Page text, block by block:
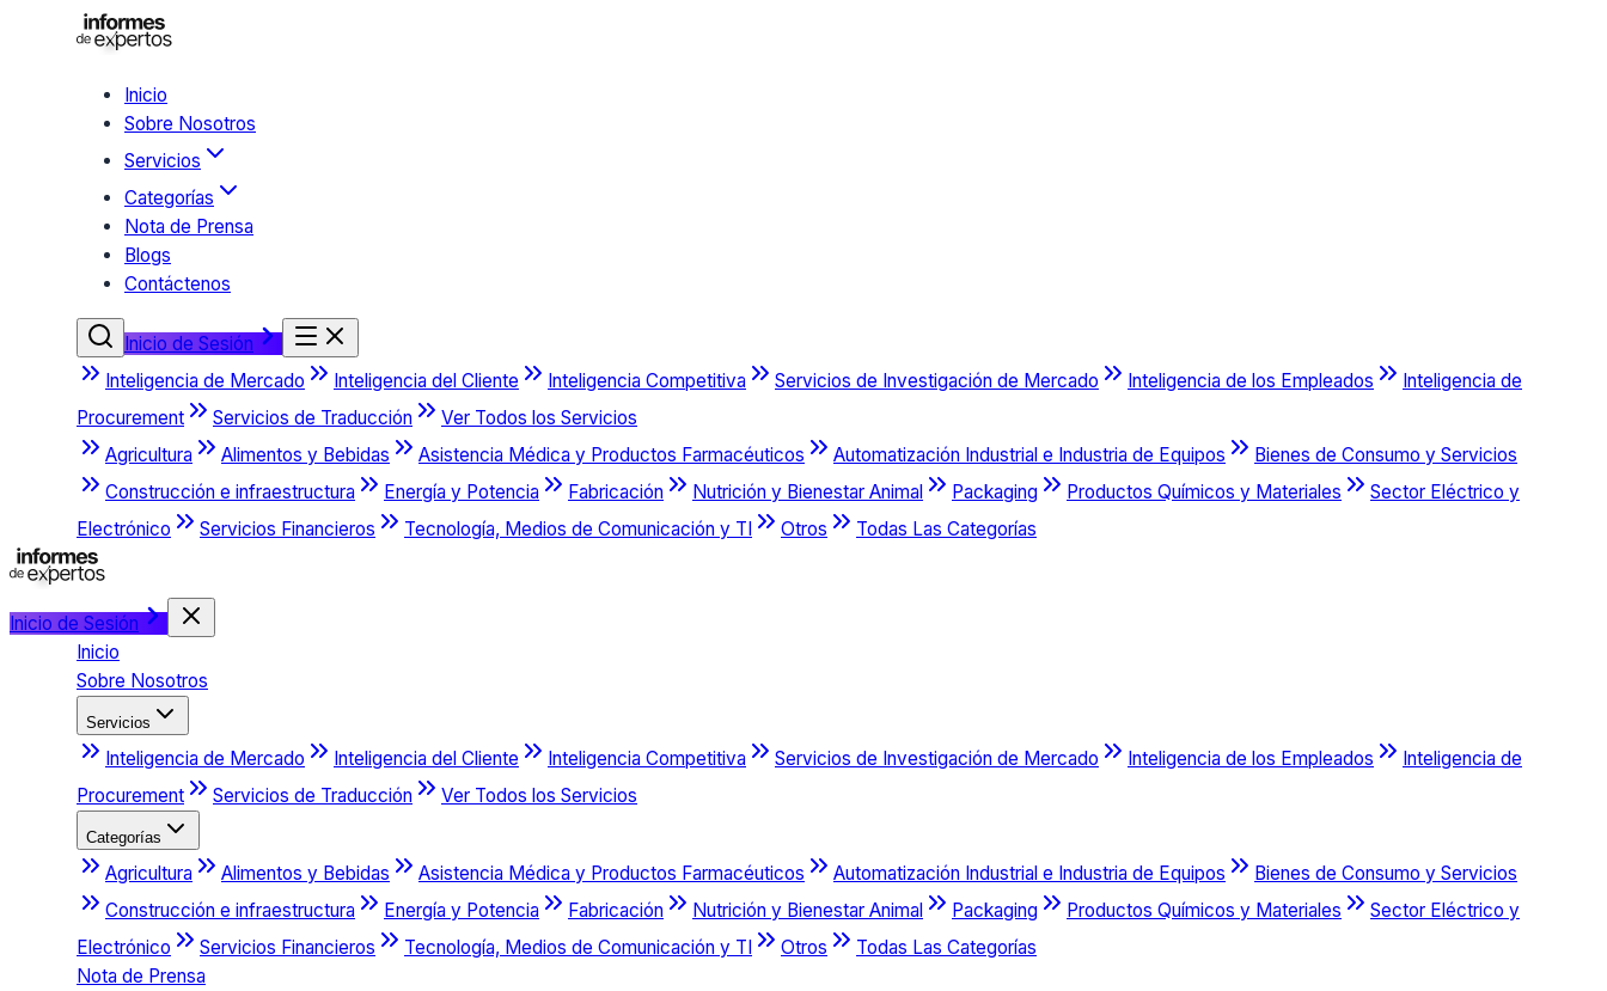
Inicio
Sobre Nosotros
Servicios
Categorías
Nota de Prensa
Blogs
Contáctenos
Inicio de Sesión
Inteligencia de Mercado
Inteligencia del Cliente Inteligencia Competitiva Servicios de Investigación de Mercado Inteligencia de los Empleados
Inteligencia de
Procurement
Servicios de Traducción
Ver Todos los Servicios
Agricultura
Alimentos y Bebidas Asistencia Médica y Productos Farmacéuticos Automatización Industrial e Industria de Equipos
Bienes de Consumo y Servicios
Construcción e infraestructura
Energía y Potencia Fabricación Nutrición y Bienestar Animal Packaging Productos Químicos y Materiales
Sector Eléctrico y
Electrónico
Servicios Financieros Tecnología, Medios de Comunicación y TI Otros Todas Las Categorías
Inicio de Sesión
Inicio
Sobre Nosotros
Servicios
Inteligencia de Mercado Inteligencia del Cliente Inteligencia Competitiva Servicios de Investigación de Mercado Inteligencia de los Empleados
Inteligencia de
Procurement
Servicios de Traducción Ver Todos los Servicios
Categorías
Agricultura Alimentos y Bebidas Asistencia Médica y Productos Farmacéuticos Automatización Industrial e Industria de Equipos
Bienes de Consumo y Servicios
Construcción e infraestructura
Energía y Potencia Fabricación Nutrición y Bienestar Animal Packaging Productos Químicos y Materiales
Sector Eléctrico y
Electrónico
Servicios Financieros Tecnología, Medios de Comunicación y TI Otros
Todas Las Categorías
Nota de Prensa